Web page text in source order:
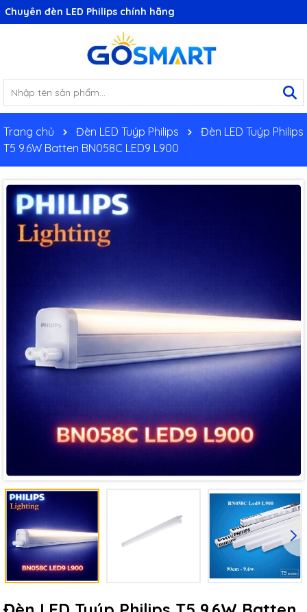
Chuyên đèn LED Philips chính hãng
Trang chủ Đèn LED Tuýp Philips
Đèn LED Tuýp Philips
T5 9.6W Batten BN058C LED9 L900